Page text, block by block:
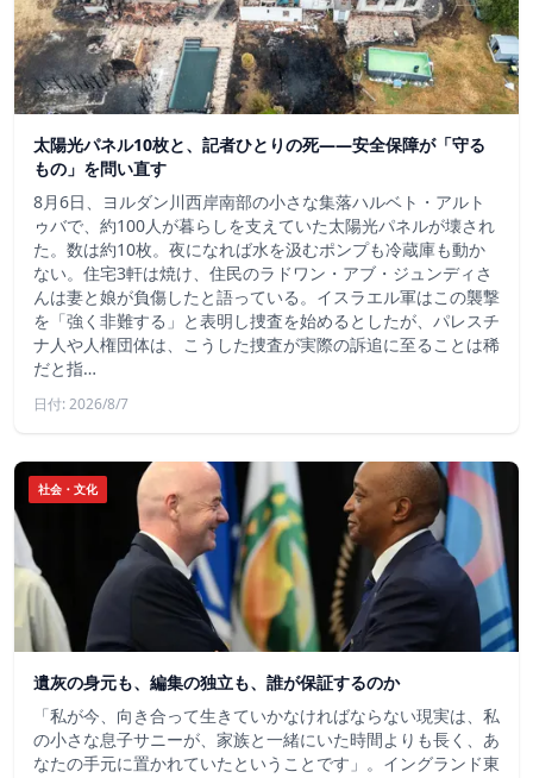
太陽光パネル10枚と、記者ひとりの死——安全保障が「守る
もの」を問い直す
8月6日、ヨルダン川西岸南部の小さな集落ハルベト・アルト
ゥバで、約100人が暮らしを支えていた太陽光パネルが壊され
た。数は約10枚。夜になれば水を汲むポンプも冷蔵庫も動か
ない。住宅3軒は焼け、住民のラドワン・アブ・ジュンディさ
んは妻と娘が負傷したと語っている。イスラエル軍はこの襲撃
を「強く非難する」と表明し捜査を始めるとしたが、パレスチ
ナ人や人権団体は、こうした捜査が実際の訴追に至ることは稀
だと指…
日付: 2026/8/7
社会・文化
遺灰の身元も、編集の独立も、誰が保証するのか
「私が今、向き合って生きていかなければならない現実は、私
の小さな息子サニーが、家族と一緒にいた時間よりも長く、あ
なたの手元に置かれていたということです」。イングランド東